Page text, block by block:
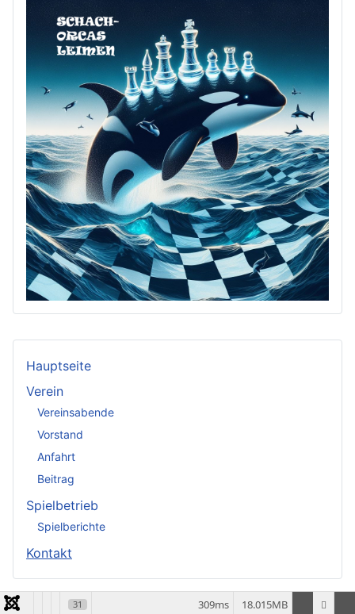
Hauptseite
Verein
Vereinsabende
Vorstand
Anfahrt
Beitrag
Spielbetrieb
Spielberichte
Kontakt
31 18.015MB
309ms